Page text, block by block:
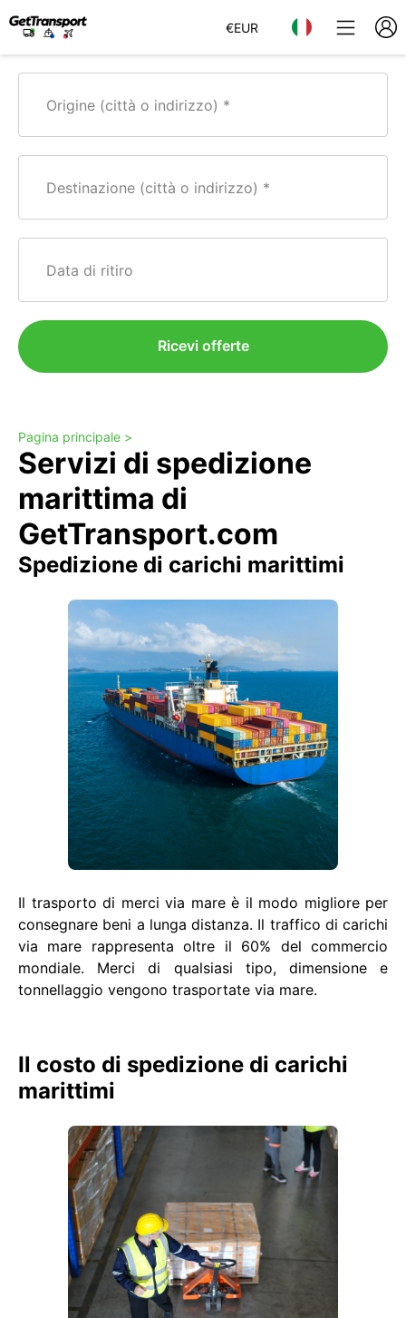
€EUR
Origine (città o indirizzo)
Destinazione (città o indirizzo)
Data di ritiro
Ricevi offerte
Pagina principale >
Servizi di spedizione
marittima di
GetTransport.com
Spedizione di carichi marittimi
Il trasporto di merci via mare è il modo migliore per
consegnare beni a lunga distanza. Il traffico di carichi
via mare rappresenta oltre il 60% del commercio
mondiale. Merci di qualsiasi tipo, dimensione e
tonnellaggio vengono trasportate via mare.
Il costo di spedizione di carichi
marittimi